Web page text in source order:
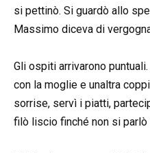
si pettinò. Si guardò allo
Massimo diceva di
Gli ospiti arrivarono
con la moglie e unaltra
sorrise, servì i piatti,
filò liscio finché non si parlò